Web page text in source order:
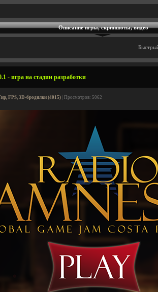
Описание игры, скриншоты, видео
- игра на стадии разработки
FPS, 3D-бродилки (4015) | Просмотров: 5062